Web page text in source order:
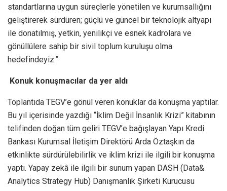
standartlarına uygun süreçlerle yönetilen ve kurumsallığını
geliştirerek sürdüren; güçlü ve güncel bir teknolojik altyapı
ile donatılmış, yetkin, yenilikçi ve esnek kadrolara ve
gönüllülere sahip bir sivil toplum kuruluşu olma
hedefindeyiz.”
Konuk konuşmacılar da yer aldı
Toplantıda TEGV’e gönül veren konuklar da konuşma yaptılar.
Bu yıl içerisinde yazdığı “İklim Değil İnsanlık Krizi” kitabının
telifinden doğan tüm geliri TEGV’e bağışlayan Yapı Kredi
Bankası Kurumsal İletişim Direktörü Arda Öztaşkın da
etkinlikte sürdürülebilirlik ve iklim krizi ile ilgili bir konuşma
yaptı. Yapay zekâ ile ilgili bir sunum yapan DASH (Data&
Analytics Strategy Hub) Danışmanlık Şirketi Kurucusu